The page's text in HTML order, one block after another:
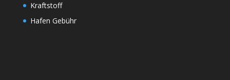
Kraftstoff
Hafen Gebühr